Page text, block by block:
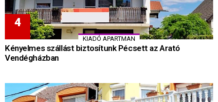
KIADÓ APARTMAN
Kényelmes szállást biztosítunk Pécsett az Arató
Vendégházban